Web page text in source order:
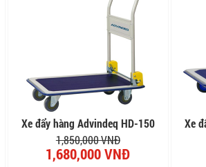
Xe đẩy hàng Advindeq HD-150
1,850,000 VNĐ
1,680,000 VNĐ
Xe